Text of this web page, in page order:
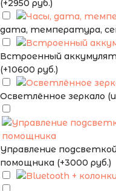
(+2950 руб.)
дата, температура,
Встроенный
(+10600 руб.)
Осветлённое зеркало
Управление
помощника (+3000 руб.)